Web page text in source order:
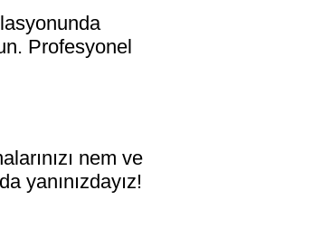
Profesyonel
nem ve
yanınızdayız!